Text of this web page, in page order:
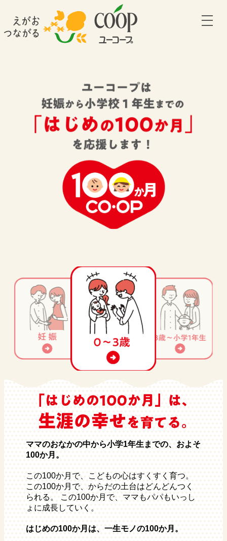
ママのおなかの中から小学1年生までの、およそ
100か月。
この100か月で、こどもの心はすくすく育つ。
この100か月で、からだの土台はどんどんつく
られる。 この100か月で、ママもパパもいっし
ょに成長していく。
はじめの100か月は、一生モノの100か月。